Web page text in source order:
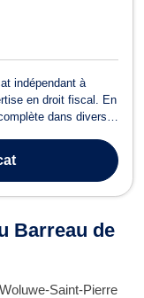
indépendant à
en droit fiscal. En
dans divers
Impôt des
Barreau de
Saint-Pierre